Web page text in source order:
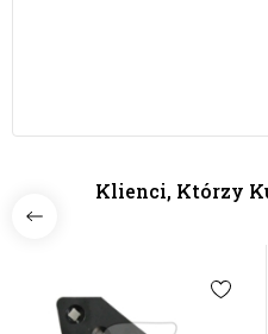
Klienci, Którzy